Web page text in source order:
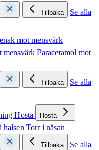
Tillbaka
Se alla
mot mensvärk
mensvärk Paracetamol mot
Tillbaka
Se alla
Hosta Hosta
halsen Torr i näsan
Tillbaka
Se alla